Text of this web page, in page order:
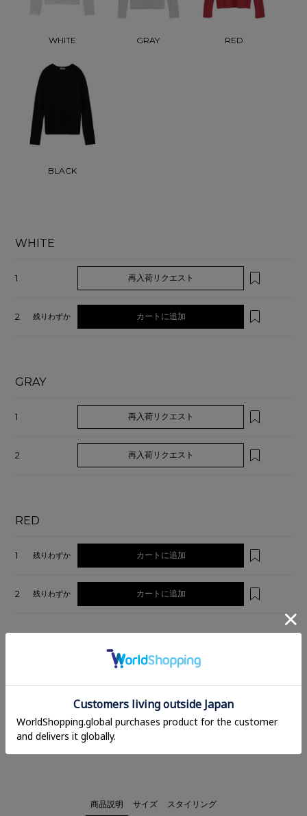
WHITE GRAY RED
BLACK
WHITE
1 再入荷リクエスト
2 残りわずか カートに追加
GRAY
1 再入荷リクエスト
2 再入荷リクエスト
RED
1 残りわずか カートに追加
2 残りわずか カートに追加
2 残りわずか
商品説明 サイズ スタイリング